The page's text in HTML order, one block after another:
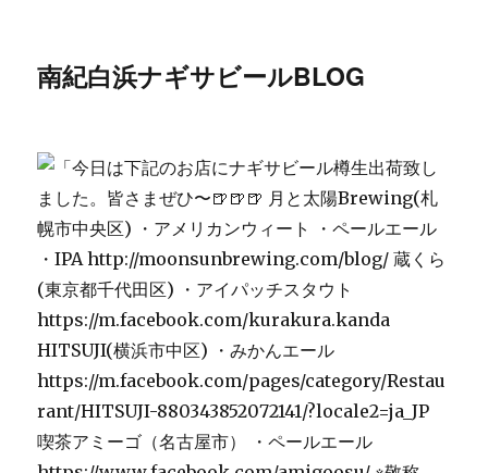
南紀白浜ナギサビールBLOG